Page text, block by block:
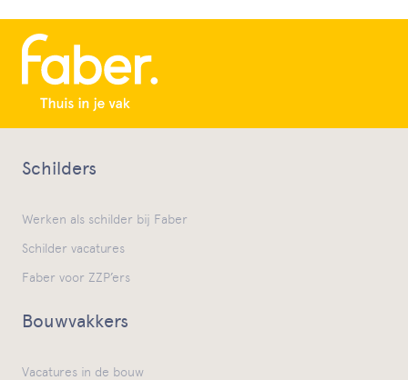
Schilders
Werken als schilder bij Faber
Schilder vacatures
Faber voor ZZP’ers
Bouwvakkers
Vacatures in de bouw